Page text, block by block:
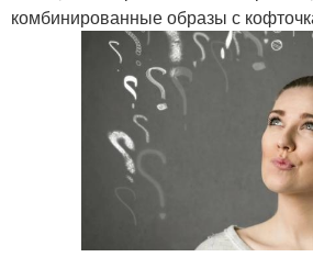
комбинированные образы с